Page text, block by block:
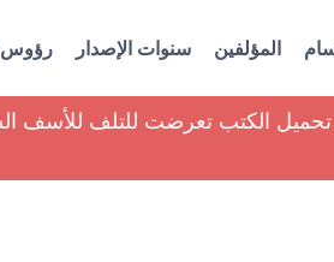
المؤلفين سنوات الإصدار رؤوس
تحميل الكتب تعرضت للتلف